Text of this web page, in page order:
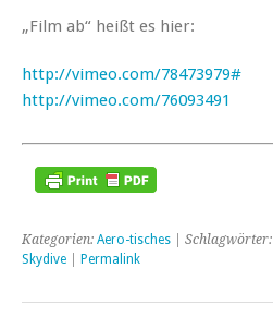
„Film ab“ heißt es hier:
http://vimeo.com/78473979#
http://vimeo.com/76093491
Kategorien: Aero-tisches | Schlagwörter:
Skydive
Permalink